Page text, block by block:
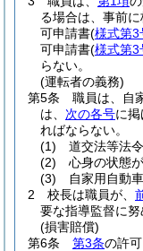
る場合は、事前
可申請書(様式第3
可申請書(様式第3
らない。
(運転者の義務)
第5条
職員は、自
は、 次の各号に
ればならない。
(1)
道交法等法
(2)
心身の状態
(3)
自家用自動
2
校長は職員が、
要な指導監督に努
(損害賠償)
第6条
第3条の許